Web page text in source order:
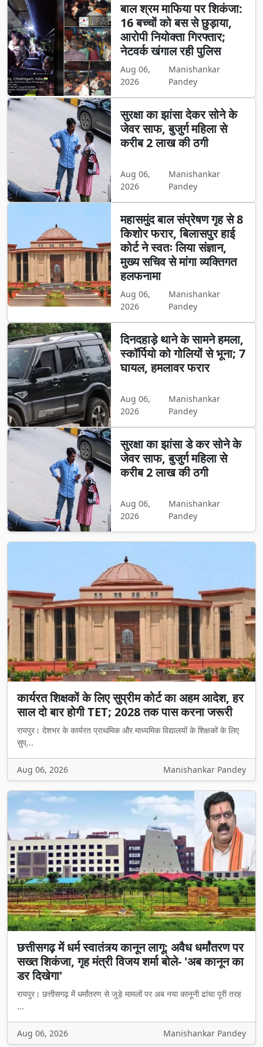
बाल श्रम माफिया पर शिकंजा:
16 बच्चों को बस से छुड़ाया,
आरोपी नियोक्ता गिरफ्तार;
नेटवर्क खंगाल रही पुलिस
Aug 06,
2026
Manishankar
Pandey
सुरक्षा का झांसा देकर सोने के
जेवर साफ, बुजुर्ग महिला से
करीब 2 लाख की ठगी
Aug 06,
2026
Manishankar
Pandey
महासमुंद बाल संप्रेषण गृह से 8
किशोर फरार, बिलासपुर हाई
कोर्ट ने स्वतः लिया संज्ञान,
मुख्य सचिव से मांगा व्यक्तिगत
हलफनामा
Aug 06,
2026
Manishankar
Pandey
दिनदहाड़े थाने के सामने हमला,
स्कॉर्पियो को गोलियों से भूना; 7
घायल, हमलावर फरार
Aug 06,
2026
Manishankar
Pandey
सुरक्षा का झांसा डे कर सोने के
जेवर साफ, बुजुर्ग महिला से
करीब 2 लाख की ठगी
Aug 06,
2026
Manishankar
Pandey
कार्यरत शिक्षकों के लिए सुप्रीम कोर्ट का अहम आदेश, हर
साल दो बार होगी TET; 2028 तक पास करना जरूरी
रायपुर। देशभर के कार्यरत प्राथमिक और माध्यमिक विद्यालयों के शिक्षकों के लिए
सुप्...
Aug 06, 2026 Manishankar Pandey
छत्तीसगढ़ में धर्म स्वातंत्र्य कानून लागू: अवैध धर्मांतरण पर
सख्त शिकंजा, गृह मंत्री विजय शर्मा बोले- 'अब कानून का
डर दिखेगा'
रायपुर। छत्तीसगढ़ में धर्मांतरण से जुड़े मामलों पर अब नया कानूनी ढांचा पूरी तरह
...
Aug 06, 2026 Manishankar Pandey